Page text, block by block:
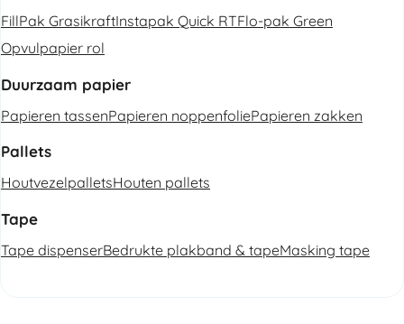
FillPak GrasikraftInstapak Quick RTFlo-pak Green
Opvulpapier rol
Duurzaam papier
Papieren tassenPapieren noppenfoliePapieren zakken
Pallets
HoutvezelpalletsHouten pallets
Tape
Tape dispenserBedrukte plakband & tapeMasking tape